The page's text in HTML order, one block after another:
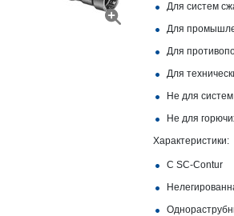
Для систем
Для
Для
Для
Не для
Не для
Характеристики:
С SC‑Contur